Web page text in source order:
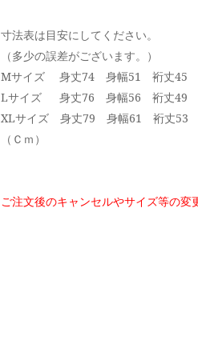
寸法表は目安にしてください。
（多少の誤差がございます。）
Mサイズ 身丈74 身幅51 裄丈45
Lサイズ 身丈76 身幅56 裄丈49
XLサイズ 身丈79 身幅61 裄丈53
（Ｃｍ）
ご注文後のキャンセルやサイズ等の変